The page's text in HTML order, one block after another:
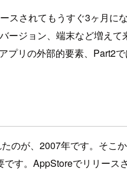
スされてもうすぐ3ヶ月
ージョン、端末など増え
リの外部的要素、Part2
のが、2007年です。そ
す。AppStoreでリリー